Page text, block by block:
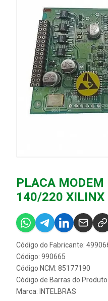
PLACA
140/220 XILINX
Código do Fabricante:
Código: 990665
Código NCM: 85177190
Código de Barras do
Marca: INTELBRAS